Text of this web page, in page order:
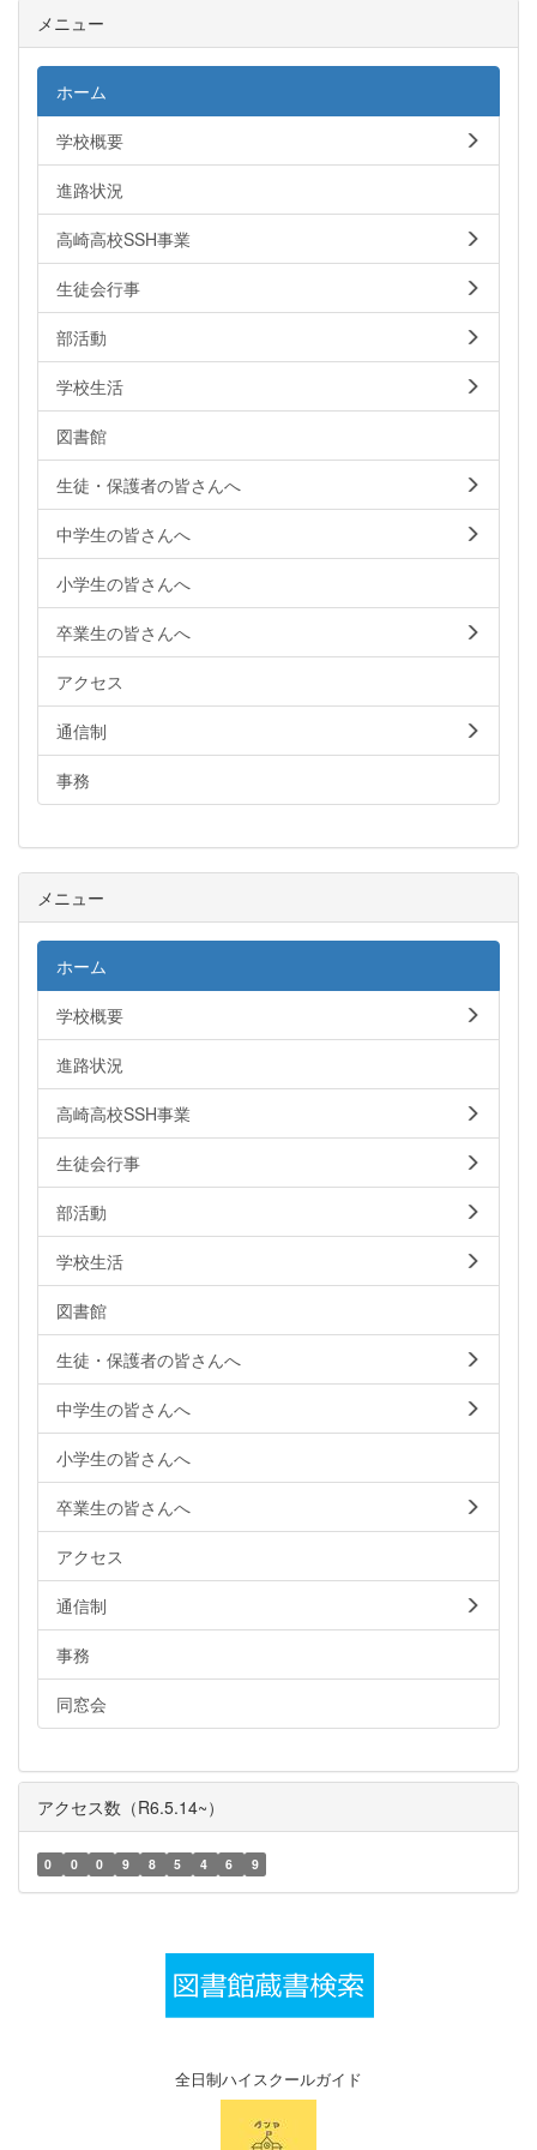
メニュー
ホーム
学校概要
進路状況
高崎高校SSH事業
生徒会行事
部活動
学校生活
図書館
生徒・保護者の皆さんへ
中学生の皆さんへ
小学生の皆さんへ
卒業生の皆さんへ
アクセス
通信制
事務
メニュー
ホーム
学校概要
進路状況
高崎高校SSH事業
生徒会行事
部活動
学校生活
図書館
生徒・保護者の皆さんへ
中学生の皆さんへ
小学生の皆さんへ
卒業生の皆さんへ
アクセス
通信制
事務
同窓会
アクセス数（R6.5.14~）
0 0 0 9 8 5 4 6 9
全日制ハイスクールガイド